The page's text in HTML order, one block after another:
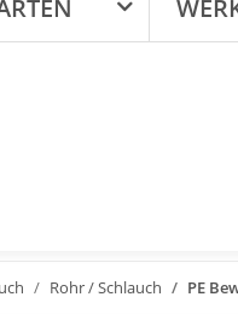
Rohr / Schlauch PE